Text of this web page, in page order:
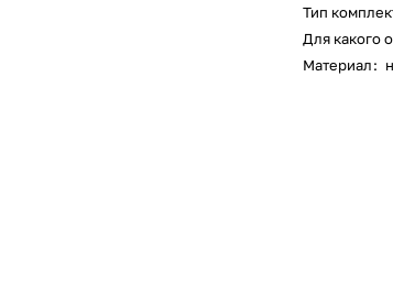
Тип
Для какого
Материал: